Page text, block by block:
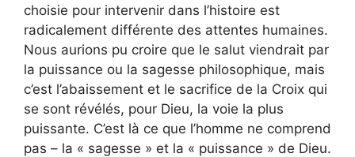
choisie pour intervenir dans l’histoire est
radicalement différente des attentes humaines.
Nous aurions pu croire que le salut viendrait par
la puissance ou la sagesse philosophique, mais
c’est l’abaissement et le sacrifice de la Croix qui
se sont révélés, pour Dieu, la voie la plus
puissante. C’est là ce que l’homme ne comprend
pas – la « sagesse » et la « puissance » de Dieu.